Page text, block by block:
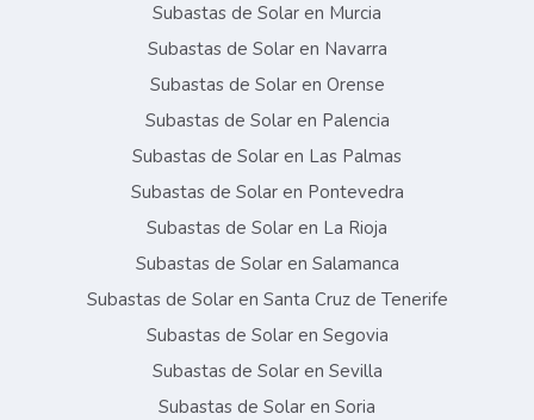
Subastas de Solar en Murcia
Subastas de Solar en Navarra
Subastas de Solar en Orense
Subastas de Solar en Palencia
Subastas de Solar en Las Palmas
Subastas de Solar en Pontevedra
Subastas de Solar en La Rioja
Subastas de Solar en Salamanca
Subastas de Solar en Santa Cruz de Tenerife
Subastas de Solar en Segovia
Subastas de Solar en Sevilla
Subastas de Solar en Soria